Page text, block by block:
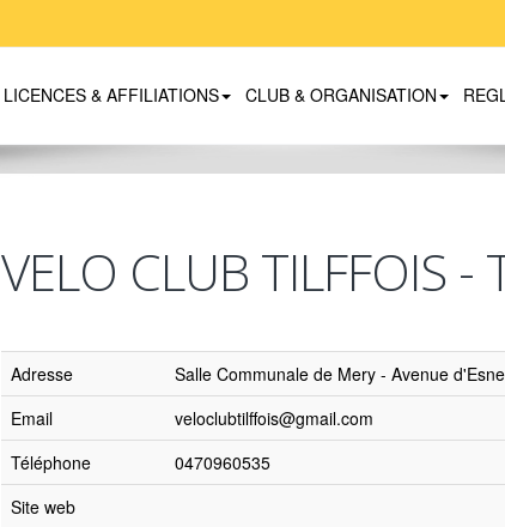
LICENCES & AFFILIATIONS CLUB & ORGANISATION
VELO CLUB TILFFOIS -
Adresse
Salle Communale de Mery - Avenue
Email
veloclubtilffois@gmail.com
Téléphone
0470960535
Site web